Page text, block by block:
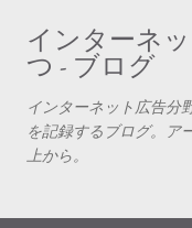
スキップ
インターネ
つ - ブログ
インターネット広告分
を記録するブログ。ア
上から。